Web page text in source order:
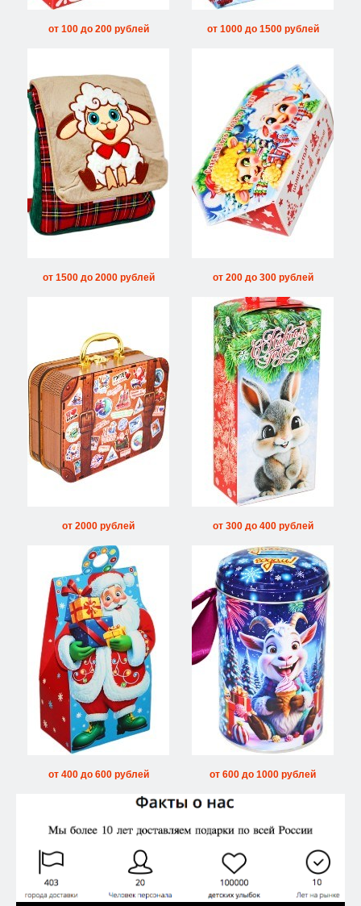
от 100 до 200 рублей от 1000 до 1500 рублей
от 1500 до 2000 рублей от 200 до 300 рублей
от 2000 рублей от 300 до 400 рублей
от 400 до 600 рублей от 600 до 1000 рублей